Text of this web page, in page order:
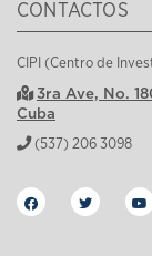
CONTACTOS
CIPI (Centro de
3ra Ave, No.
Cuba
(537) 206 3098